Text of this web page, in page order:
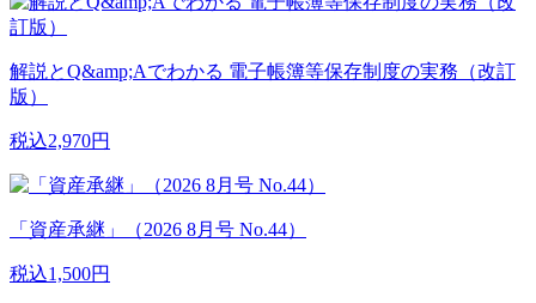
解説とQ&amp;Aでわかる 電子帳簿等保存制度の実務（改訂
版）
税込2,970円
「資産承継」（2026 8月号 No.44）
税込1,500円